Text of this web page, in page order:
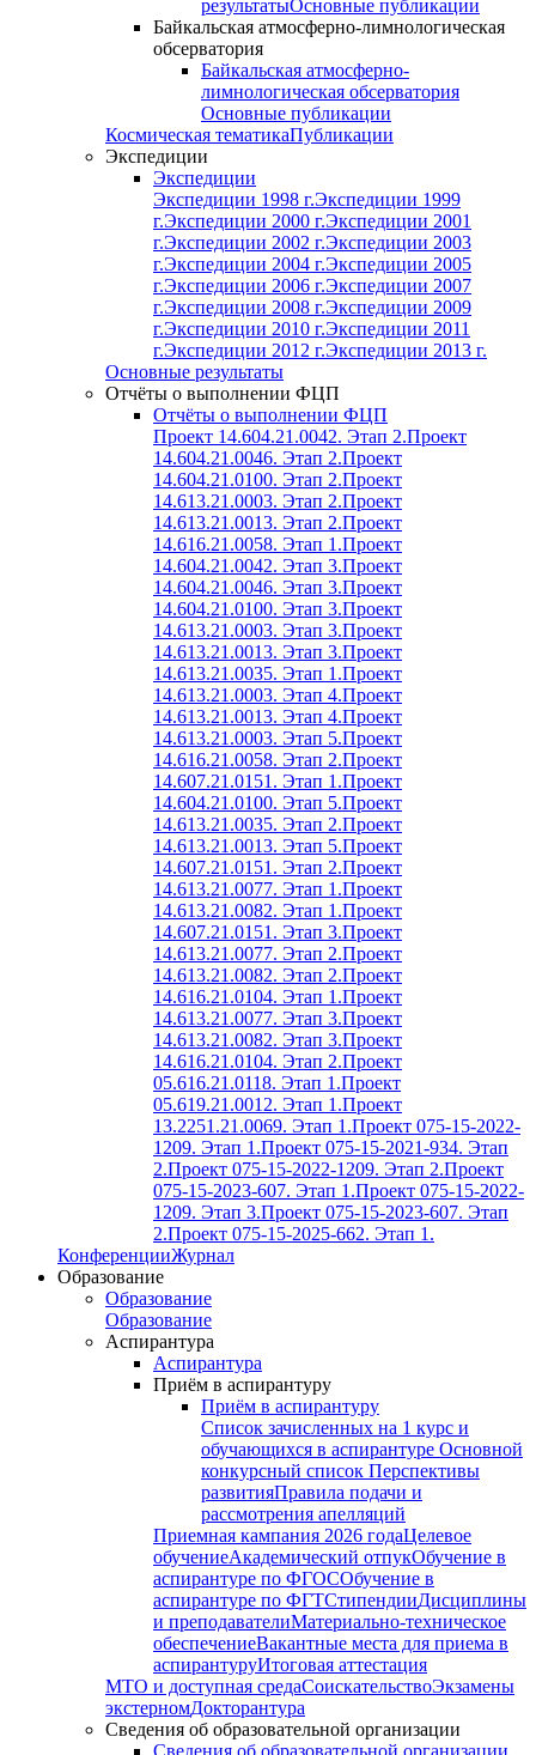
результатыОсновные публикации
Байкальская атмосферно-лимнологическая
обсерватория
Байкальская атмосферно-
лимнологическая обсерватория
Основные публикации
Космическая тематикаПубликации
Экспедиции
Экспедиции
Экспедиции 1998 г.Экспедиции 1999
г.Экспедиции 2000 г.Экспедиции 2001
г.Экспедиции 2002 г.Экспедиции 2003
г.Экспедиции 2004 г.Экспедиции 2005
г.Экспедиции 2006 г.Экспедиции 2007
г.Экспедиции 2008 г.Экспедиции 2009
г.Экспедиции 2010 г.Экспедиции 2011
г.Экспедиции 2012 г.Экспедиции 2013 г.
Основные результаты
Отчёты о выполнении ФЦП
Отчёты о выполнении ФЦП
Проект 14.604.21.0042. Этап 2.Проект
14.604.21.0046. Этап 2.Проект
14.604.21.0100. Этап 2.Проект
14.613.21.0003. Этап 2.Проект
14.613.21.0013. Этап 2.Проект
14.616.21.0058. Этап 1.Проект
14.604.21.0042. Этап 3.Проект
14.604.21.0046. Этап 3.Проект
14.604.21.0100. Этап 3.Проект
14.613.21.0003. Этап 3.Проект
14.613.21.0013. Этап 3.Проект
14.613.21.0035. Этап 1.Проект
14.613.21.0003. Этап 4.Проект
14.613.21.0013. Этап 4.Проект
14.613.21.0003. Этап 5.Проект
14.616.21.0058. Этап 2.Проект
14.607.21.0151. Этап 1.Проект
14.604.21.0100. Этап 5.Проект
14.613.21.0035. Этап 2.Проект
14.613.21.0013. Этап 5.Проект
14.607.21.0151. Этап 2.Проект
14.613.21.0077. Этап 1.Проект
14.613.21.0082. Этап 1.Проект
14.607.21.0151. Этап 3.Проект
14.613.21.0077. Этап 2.Проект
14.613.21.0082. Этап 2.Проект
14.616.21.0104. Этап 1.Проект
14.613.21.0077. Этап 3.Проект
14.613.21.0082. Этап 3.Проект
14.616.21.0104. Этап 2.Проект
05.616.21.0118. Этап 1.Проект
05.619.21.0012. Этап 1.Проект
13.2251.21.0069. Этап 1.Проект 075-15-2022-
1209. Этап 1.Проект 075-15-2021-934. Этап
2.Проект 075-15-2022-1209. Этап 2.Проект
075-15-2023-607. Этап 1.Проект 075-15-2022-
1209. Этап 3.Проект 075-15-2023-607. Этап
2.Проект 075-15-2025-662. Этап 1.
КонференцииЖурнал
Образование
Образование
Образование
Аспирантура
Аспирантура
Приём в аспирантуру
Приём в аспирантуру
Список зачисленных на 1 курс и
обучающихся в аспирантуре Основной
конкурсный список Перспективы
развитияПравила подачи и
рассмотрения апелляций
Приемная кампания 2026 годаЦелевое
обучениеАкадемический отпукОбучение в
аспирантуре по ФГОСОбучение в
аспирантуре по ФГТСтипендииДисциплины
и преподавателиМатериально-техническое
обеспечениеВакантные места для приема в
аспирантуруИтоговая аттестация
МТО и доступная средаСоискательствоЭкзамены
экстерномДокторантура
Сведения об образовательной организации
Сведения об образовательной организации